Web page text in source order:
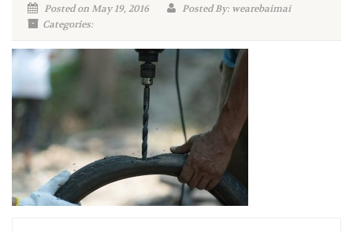
Posted on May 19, 2016
Posted By: wearebaimai
Categories: